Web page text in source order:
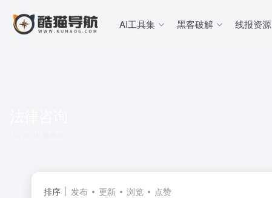
AI工具集 黑客破解 线报资源
排序 发布 更新 浏览 点赞